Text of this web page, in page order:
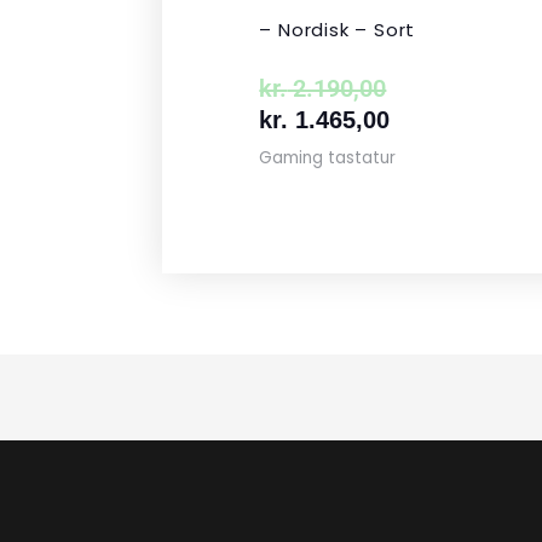
– Nordisk – Sort
kr.2.190,00
kr. 1.465,00
Gaming tastatur